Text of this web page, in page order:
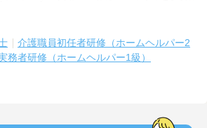
介護職員初任者研修（ホームヘルパー2
務者研修（ホームヘルパー1級）